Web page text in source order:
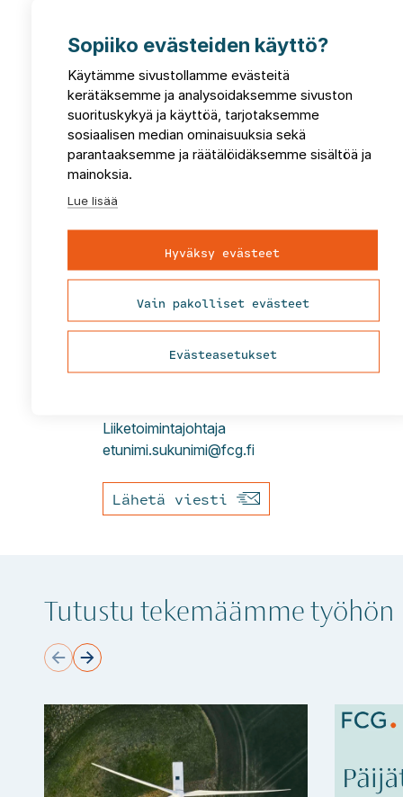
Mika Suokas
Tiimipäällikkö
etunimi.sukunimi@fcg.fi
Lähetä viesti
Liiketoimintajohtaja
etunimi.sukunimi@fcg.fi
Lähetä viesti
Tutustu tekemäämme työhön
Sopiiko evästeiden käyttö?
Käytämme sivustollamme evästeitä
kerätäksemme ja analysoidaksemme sivuston
suorituskykyä ja käyttöä, tarjotaksemme
sosiaalisen median ominaisuuksia sekä
parantaaksemme ja räätälöidäksemme sisältöä ja
mainoksia.
Lue lisää
Hyväksy evästeet
Vain pakolliset evästeet
Evästeasetukset